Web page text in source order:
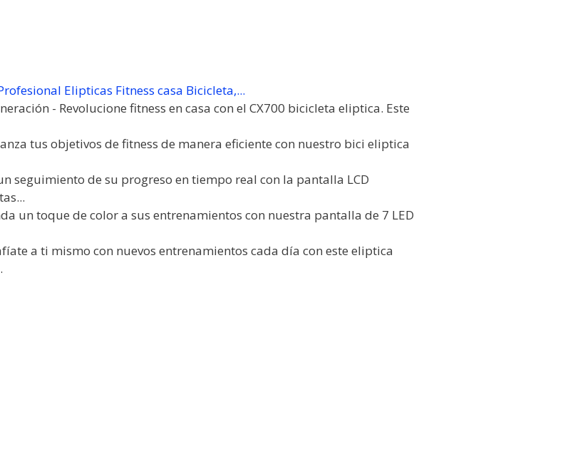
Elipticas Fitness casa Bicicleta,...
- Revolucione fitness en casa con el CX700 bicicleta eliptica. Este
tus objetivos de fitness de manera eficiente con nuestro bici eliptica
seguimiento de su progreso en tiempo real con la pantalla LCD
un toque de color a sus entrenamientos con nuestra pantalla de 7 LED
a ti mismo con nuevos entrenamientos cada día con este eliptica